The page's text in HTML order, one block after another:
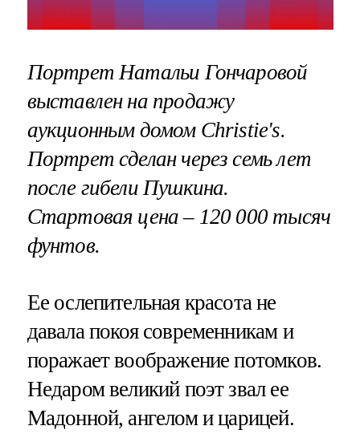
Портрет Натальи Гончаровой
выставлен на продажу
аукционным домом Christie's.
Портрет сделан через семь лет
после гибели Пушкина.
Стартовая цена – 120 000 тысяч
фунтов.
Ее ослепительная красота не
давала покоя современникам и
поражает воображение потомков.
Недаром великий поэт звал ее
Мадонной, ангелом и царицей.